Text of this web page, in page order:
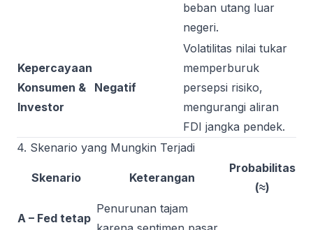
beban utang luar
negeri.
Kepercayaan
Konsumen &
Investor
Negatif
Volatilitas nilai tukar
memperburuk
persepsi risiko,
mengurangi aliran
FDI jangka pendek.
4. Skenario yang Mungkin Terjadi
Skenario Keterangan
Probabilitas
(≈)
A – Fed tetap
Penurunan tajam